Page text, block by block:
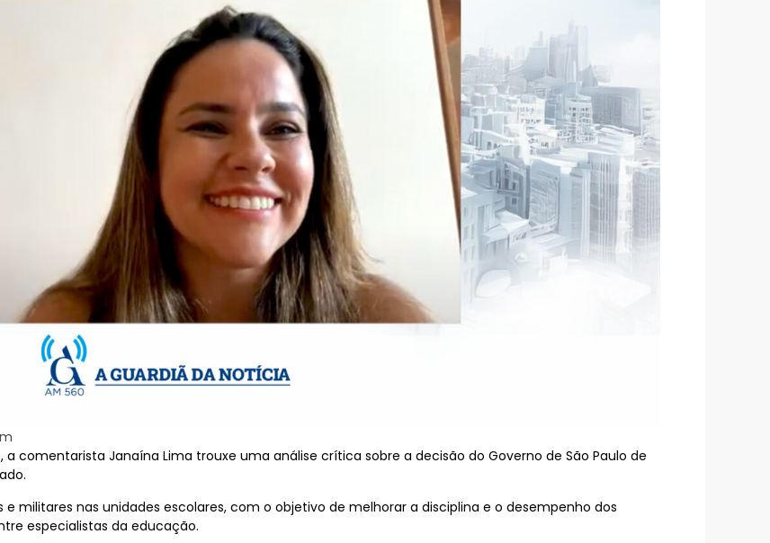
comentarista Janaína Lima trouxe uma análise crítica sobre a decisão do Governo de São Paulo de
militares nas unidades escolares, com o objetivo de melhorar a disciplina e o desempenho dos
especialistas da educação.